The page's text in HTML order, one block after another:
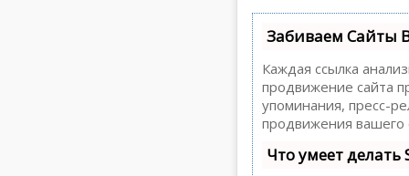
Забиваем Сайты
Каждая ссылка
продвижение сайта
упоминания, пресс-
продвижения вашего
Что умеет делать